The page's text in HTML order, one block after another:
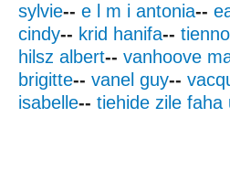
sylvie-- e l m i antonia--
cindy-- krid hanifa--
hilsz albert-- vanhoove
brigitte-- vanel guy--
isabelle-- tiehide zile faha